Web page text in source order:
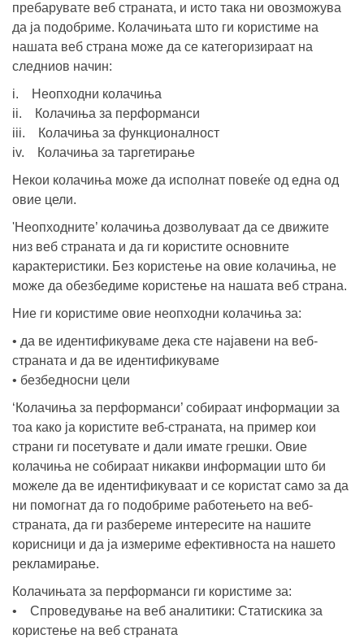
пребарувате веб страната, и исто така ни овозможува
да ја подобриме. Колачињата што ги користиме на
нашата веб страна може да се категоризираат на
следниов начин:
i. Неопходни колачиња
ii. Колачиња за перформанси
iii. Колачиња за функционалност
iv. Колачиња за таргетирање
Некои колачиња може да исполнат повеќе од една од
овие цели.
'Неопходните’ колачиња дозволуваат да се движите
низ веб страната и да ги користите основните
карактеристики. Без користење на овие колачиња, не
може да обезбедиме користење на нашата веб страна.
Ние ги користиме овие неопходни колачиња за:
• да ве идентификуваме дека сте најавени на веб-
страната и да ве идентификуваме
• безбедносни цели
‘Колачиња за перформанси’ собираат информации за
тоа како ја користите веб-страната, на пример кои
страни ги посетувате и дали имате грешки. Овие
колачиња не собираат никакви информации што би
можеле да ве идентификуваат и се користат само за да
ни помогнат да го подобриме работењето на веб-
страната, да ги разбереме интересите на нашите
корисници и да ја измериме ефективноста на нашето
рекламирање.
Колачињата за перформанси ги користиме за:
• Спроведување на веб аналитики: Статискика за
користење на веб страната